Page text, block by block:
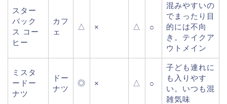
スター
バック
ス コー
ヒー
カフ
ェ
△ × △ ○
混みやすいの
でまったり目
的には不向
き。テイクア
ウトメイン
ミスタ
ードー
ナツ
ドー
ナツ
◎ × △ ○
子ども連れに
も入りやす
い。いつも混
雑気味